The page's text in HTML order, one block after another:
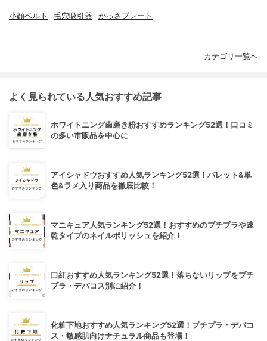
小顔ベルト 毛穴吸引器 かっさプレート
カテゴリ一覧へ
よく見られている人気おすすめ記事
ホワイトニング歯磨き粉おすすめランキング52選！口コミ
の多い市販品を中心に
アイシャドウおすすめ人気ランキング52選！パレット&単
色&ラメ入り商品を徹底比較！
マニキュア人気ランキング52選！おすすめのプチプラや速
乾タイプのネイルポリッシュを紹介！
口紅おすすめ人気ランキング52選！落ちないリップをプチ
プラ・デパコス別に紹介！
化粧下地おすすめ人気ランキング52選！プチプラ・デパコ
ス・敏感肌向けナチュラル商品も登場！